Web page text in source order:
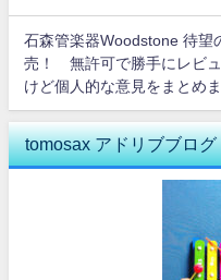
石森管楽器Woodstone 待望
売！ 無許可で勝手にレビ
けど個人的な意見をまとめま
tomosax アドリブブログ